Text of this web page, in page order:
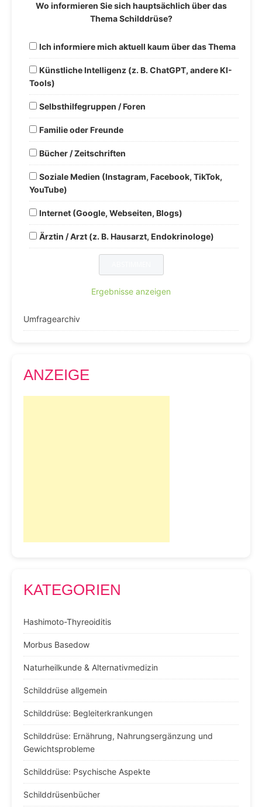
Wo informieren Sie sich hauptsächlich über das
Thema Schilddrüse?
Ich informiere mich aktuell kaum über das Thema
Künstliche Intelligenz (z. B. ChatGPT, andere KI-
Tools)
Selbsthilfegruppen / Foren
Familie oder Freunde
Bücher / Zeitschriften
Soziale Medien (Instagram, Facebook, TikTok,
YouTube)
Internet (Google, Webseiten, Blogs)
Ärztin / Arzt (z. B. Hausarzt, Endokrinologe)
Ergebnisse anzeigen
Umfragearchiv
ANZEIGE
KATEGORIEN
Hashimoto-Thyreoiditis
Morbus Basedow
Naturheilkunde & Alternativmedizin
Schilddrüse allgemein
Schilddrüse: Begleiterkrankungen
Schilddrüse: Ernährung, Nahrungsergänzung und
Gewichtsprobleme
Schilddrüse: Psychische Aspekte
Schilddrüsenbücher